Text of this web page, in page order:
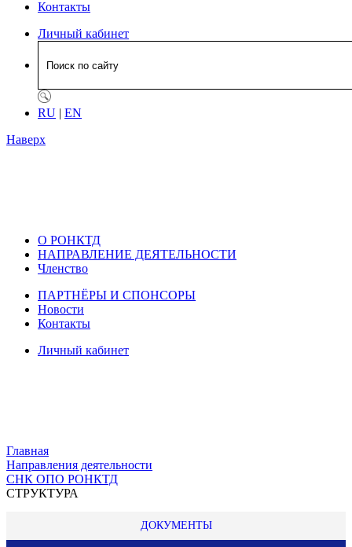
Контакты
Личный кабинет
RU | EN
Наверх
О РОНКТД
НАПРАВЛЕНИЕ ДЕЯТЕЛЬНОСТИ
Членство
ПАРТНЁРЫ И СПОНСОРЫ
Новости
Контакты
Личный кабинет
Главная
Направления деятельности
СНК ОПО РОНКТД
СТРУКТУРА
ДОКУМЕНТЫ